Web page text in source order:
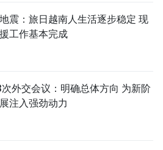
震：旅日越南人生活逐步稳定 现
工作基本完成
外交会议：明确总体方向 为新阶
注入强劲动力